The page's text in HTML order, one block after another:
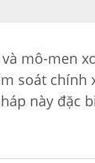
mô-men
soát
này đặc